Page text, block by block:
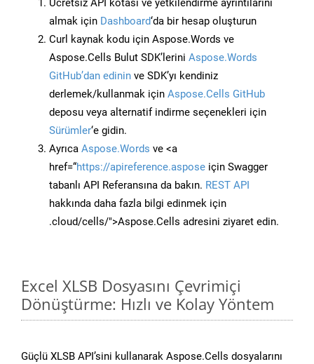
Ücretsiz API kotası ve yetkilendirme ayrıntılarını
almak için Dashboard‘da bir hesap oluşturun
Curl kaynak kodu için Aspose.Words ve
Aspose.Cells Bulut SDK’lerini Aspose.Words
GitHub’dan edinin ve SDK’yı kendiniz
derlemek/kullanmak için Aspose.Cells GitHub
deposu veya alternatif indirme seçenekleri için
Sürümler‘e gidin.
Ayrıca Aspose.Words ve <a
href=“https://apireference.aspose için Swagger
tabanlı API Referansına da bakın. REST API
hakkında daha fazla bilgi edinmek için
.cloud/cells/">Aspose.Cells adresini ziyaret edin.
Excel XLSB Dosyasını Çevrimiçi
Dönüştürme: Hızlı ve Kolay Yöntem
Güçlü XLSB API’sini kullanarak Aspose.Cells dosyalarını